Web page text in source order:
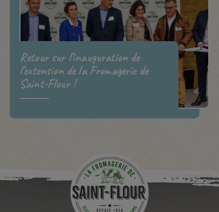
Retour sur l’inauguration de
l’extension de la Fromagerie de
Saint-Flour !